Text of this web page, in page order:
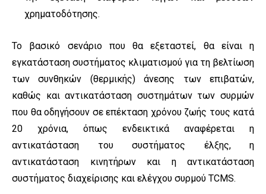
χρηματοδότησης.
Το βασικό σενάριο που θα εξεταστεί, θα είναι η
εγκατάσταση συστήματος κλιματισμού για τη βελτίωση
των συνθηκών (θερμικής) άνεσης των επιβατών,
καθώς και αντικατάσταση συστημάτων των συρμών
που θα οδηγήσουν σε επέκταση χρόνου ζωής τους κατά
20 χρόνια, όπως ενδεικτικά αναφέρεται η
αντικατάσταση του συστήματος έλξης, η
αντικατάσταση κινητήρων και η αντικατάσταση
συστήματος διαχείρισης και ελέγχου συρμού TCMS.